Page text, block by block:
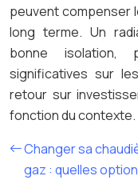
peuvent compenser
long terme. Un
bonne isolation,
significatives sur
retour sur
fonction du contexte.
Changer sa
gaz : quelles